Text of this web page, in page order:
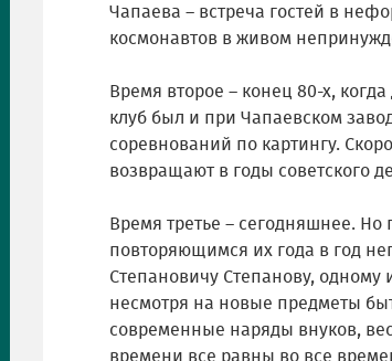
Чапаева – встреча гостей в
космонавтов в живом
Время второе – конец 80-х,
клуб был и при Чапаевском
соревнований по картингу.
возвращают в годы советского
Время третье – сегодняшнее.
повторяющимся их года в год
Степановичу Степанову, одному
несмотря на новые предметы
современные наряды внуков,
времени все равны во все